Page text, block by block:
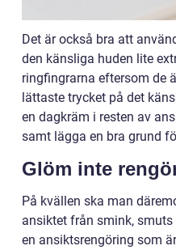
Det är också bra att
den känsliga huden lite
ringfingrarna eftersom de
lättaste trycket på det
en dagkräm i resten av
samt lägga en bra grund
Glöm inte
På kvällen ska man
ansiktet från smink,
en ansiktsrengöring som